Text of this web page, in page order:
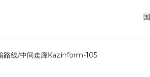
路线/中间走廊Kazinform-105